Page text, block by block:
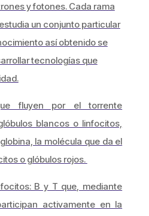
y fotones. Cada rama
un conjunto particular
así obtenido se
tecnologías que
fluyen por el torrente
blancos o linfocitos,
la molécula que da el
o glóbulos rojos.
B y T que, mediante
activamente en la